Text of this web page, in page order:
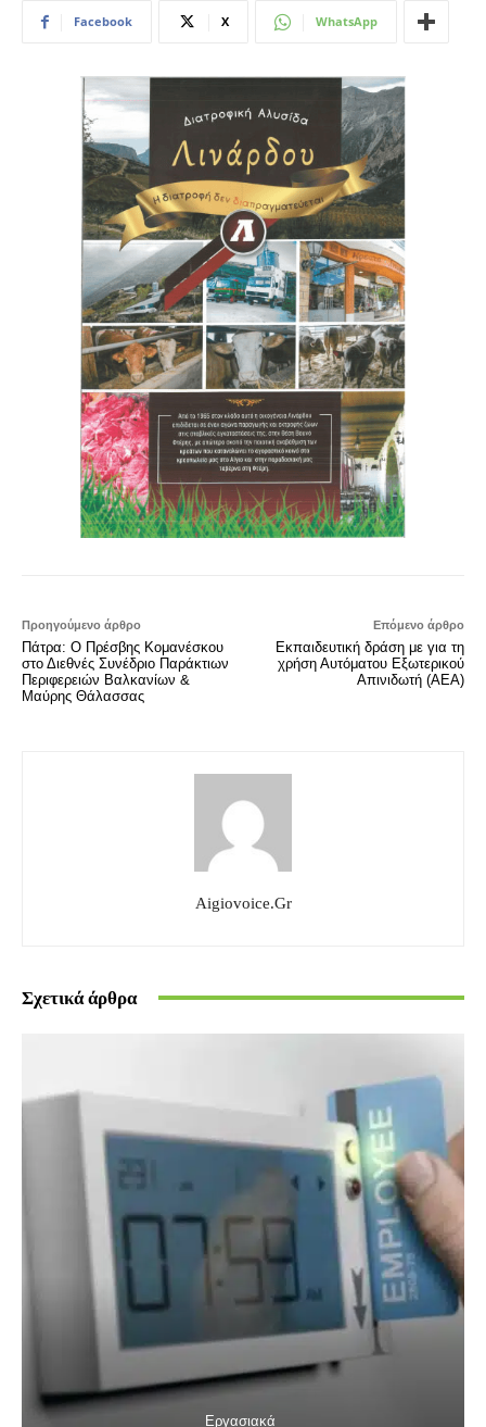
Facebook X WhatsApp
Προηγούμενο άρθρο
Πάτρα: Ο Πρέσβης Κομανέσκου
στο Διεθνές Συνέδριο Παράκτιων
Περιφερειών Βαλκανίων &
Μαύρης Θάλασσας
Επόμενο άρθρο
Εκπαιδευτική δράση με για τη
χρήση Αυτόματου Εξωτερικού
Απινιδωτή (ΑΕΑ)
Aigiovoice.gr
Σχετικά άρθρα
Εργασιακά